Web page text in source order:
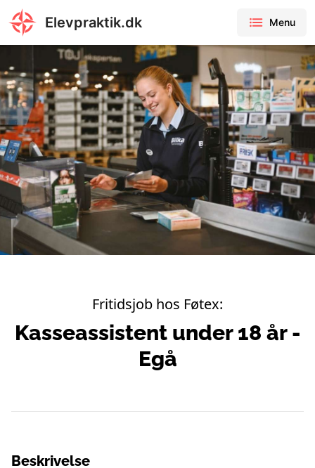
Elevpraktik.dk Menu
Fritidsjob hos Føtex:
Kasseassistent under 18 år -
Egå
Beskrivelse